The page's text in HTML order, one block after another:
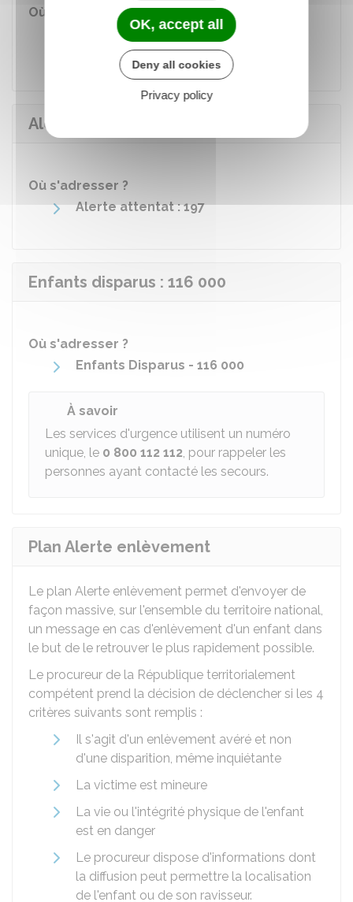
Où s'adresser ?
Centre de consultation médicale
maritime (CCMM)
Alerte attentat : 197
Où s'adresser ?
Alerte attentat : 197
Enfants disparus : 116 000
Où s'adresser ?
Enfants Disparus - 116 000
À savoir
Les services d'urgence utilisent un numéro
unique, le 0 800 112 112, pour rappeler les
personnes ayant contacté les secours.
Plan Alerte enlèvement
Le plan Alerte enlèvement permet d'envoyer de
façon massive, sur l'ensemble du territoire national,
un message en cas d'enlèvement d'un enfant dans
le but de le retrouver le plus rapidement possible.
Le procureur de la République territorialement
compétent prend la décision de déclencher si les 4
critères suivants sont remplis :
Il s'agit d'un enlèvement avéré et non
d'une disparition, même inquiétante
La victime est mineure
La vie ou l'intégrité physique de l'enfant
est en danger
Le procureur dispose d'informations dont
la diffusion peut permettre la localisation
de l'enfant ou de son ravisseur.
OK, accept all
Deny all cookies
Privacy policy